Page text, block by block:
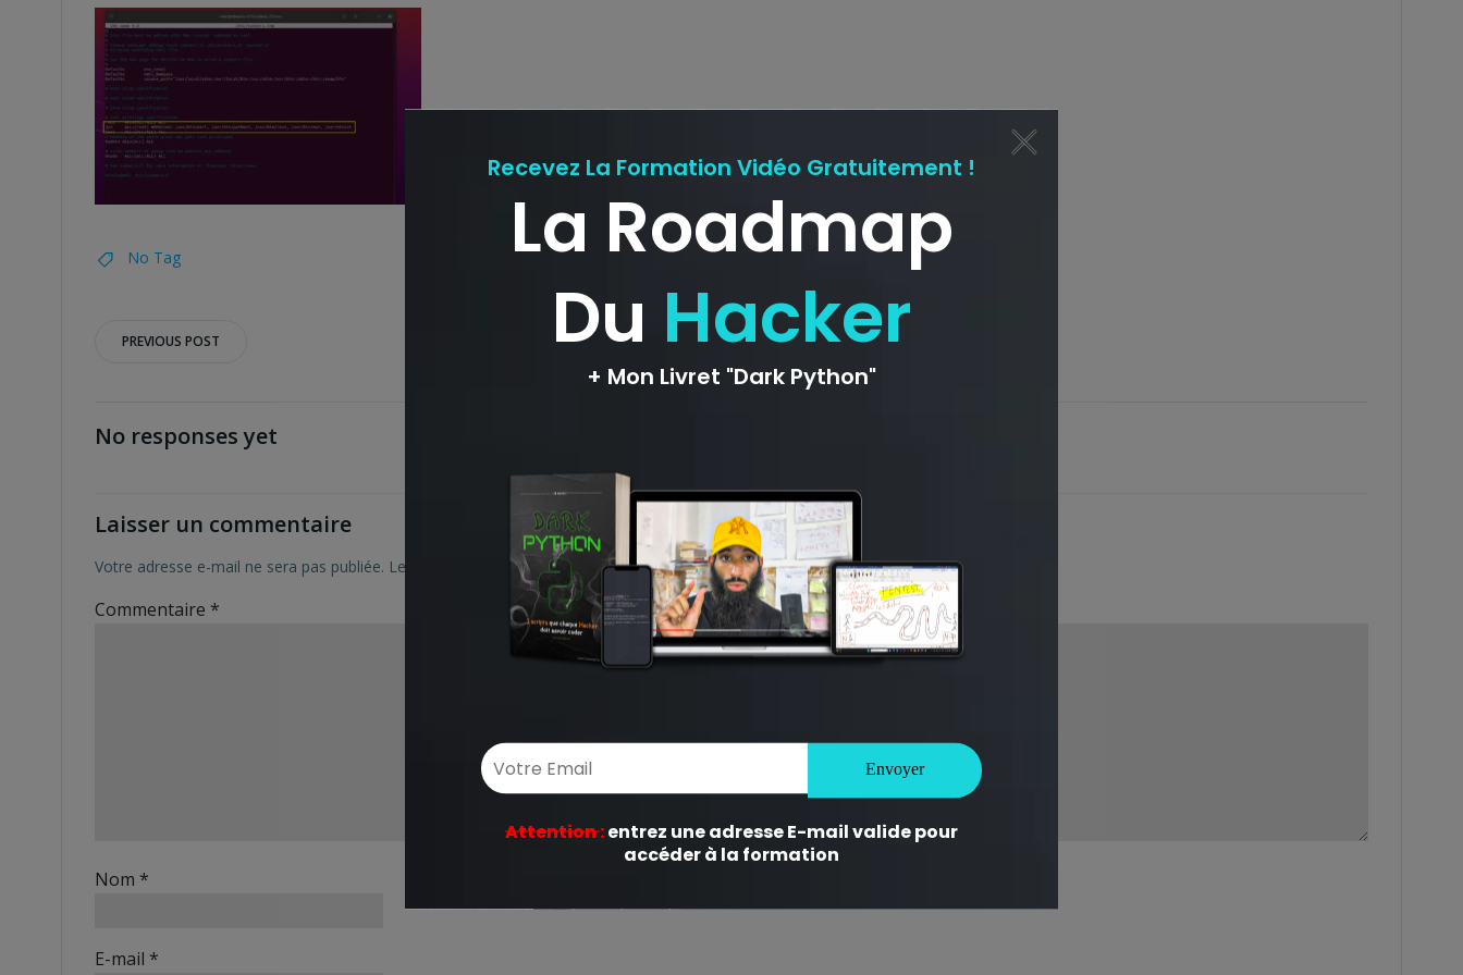
No Tag
Post
PREVIOUS POST
No responses yet
Laisser un commentaire
Votre adresse e-mail ne sera pas publiée. Les champs obligatoires sont indiqués avec*
Commentaire *
Nom *
E-mail *